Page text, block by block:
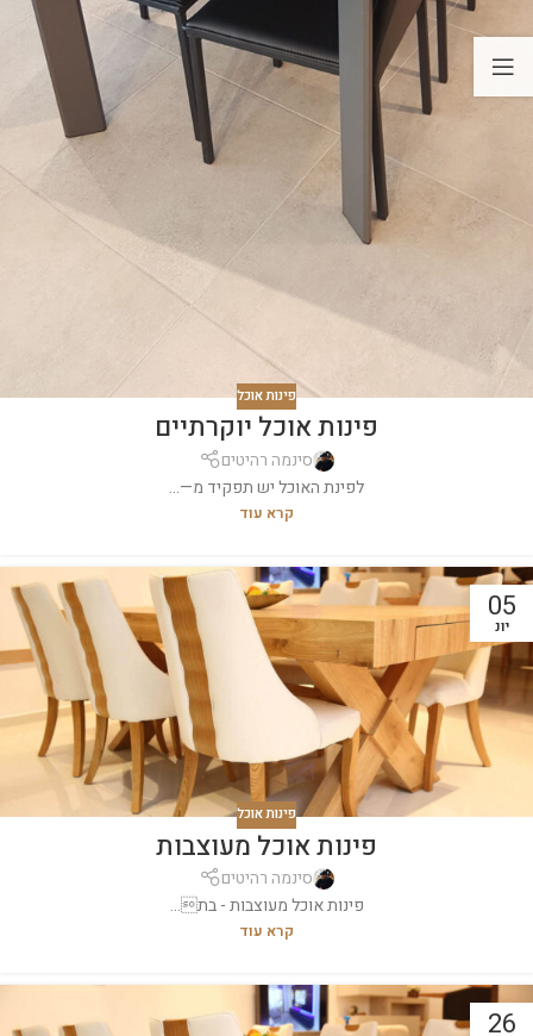
פינות אוכל
פינות אוכל יוקרתיים
סינמה רהיטים
לפינת האוכל יש תפקיד מ—...
קרא עוד
05
יונ
פינות אוכל
פינות אוכל מעוצבות
סינמה רהיטים
פינות אוכל מעוצבות - בת...
קרא עוד
26